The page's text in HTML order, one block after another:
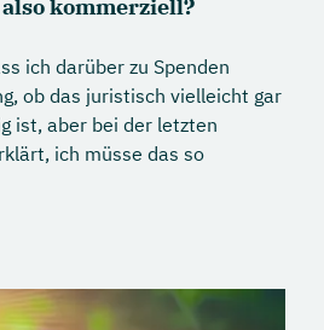
kommerziell?
ich darüber zu Spenden
ob das juristisch vielleicht gar
ist, aber bei der letzten
ich müsse das so